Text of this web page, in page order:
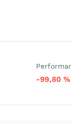
-99,80%